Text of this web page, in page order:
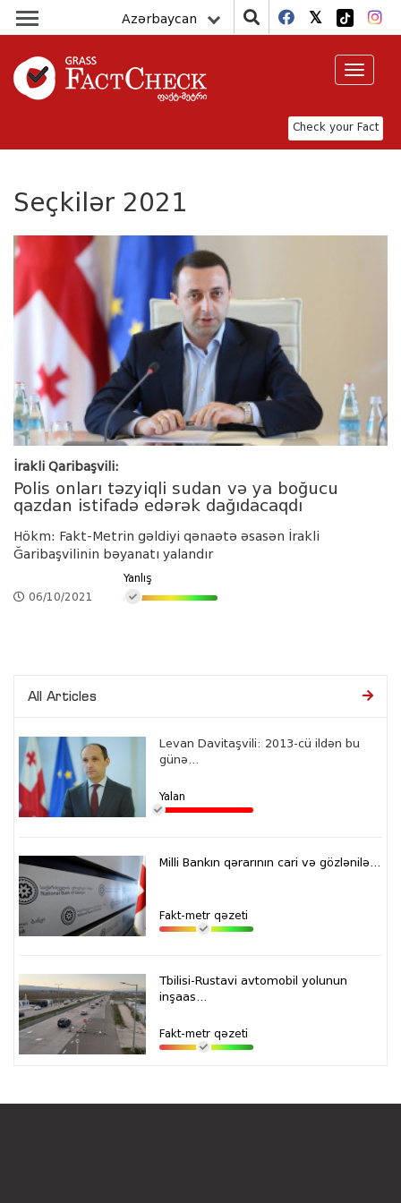
Azərbaycan
Check your Fact
Toggle
Seçkilər 2021
İrakli Qaribaşvili:
Polis onları təzyiqli sudan və ya boğucu
qazdan istifadə edərək dağıdacaqdı
Hökm: Fakt-Metrin gəldiyi qənaətə əsasən İrakli
Ğaribaşvilinin bəyanatı yalandır
06/10/2021
Yanlış
All Articles
Levan Davitaşvili: 2013-cü ildən bu
günə...
Yalan
Milli Bankın qərarının cari və gözlənilə...
Fakt-metr qəzeti
Tbilisi-Rustavi avtomobil yolunun
inşaas...
Fakt-metr qəzeti